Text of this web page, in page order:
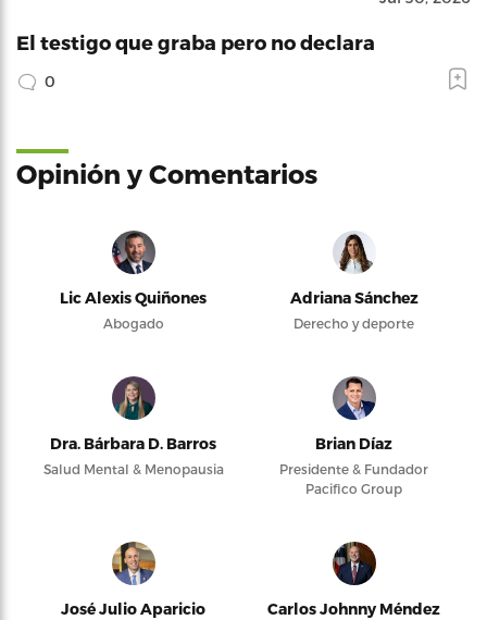
El testigo que graba pero no declara
0
Opinión y Comentarios
Lic Alexis Quiñones
Abogado
Adriana Sánchez
Derecho y deporte
Dra. Bárbara D. Barros
Salud Mental & Menopausia
Brian Díaz
Presidente & Fundador
Pacifico Group
José Julio Aparicio
Carlos Johnny Méndez